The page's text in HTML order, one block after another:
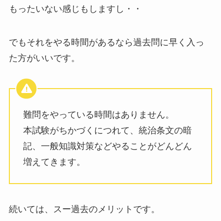
もったいない感じもしますし・・
でもそれをやる時間があるなら過去問に早く入っ
た方がいいです。
難問をやっている時間はありません。
本試験がちかづくにつれて、統治条文の暗
記、一般知識対策などやることがどんどん
増えてきます。
続いては、スー過去のメリットです。